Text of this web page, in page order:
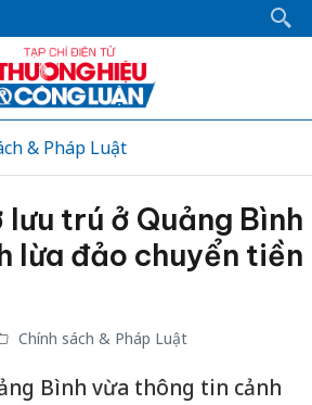
& Pháp Luật
lưu trú ở Quảng Bình
lừa đảo chuyển tiền
Chính sách & Pháp Luật
Bình vừa thông tin cảnh